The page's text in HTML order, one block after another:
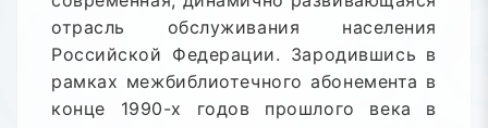
отрасль обслуживания населения
Российской Федерации. Зародившись в
рамках межбиблиотечного абонемента в
конце 1990-х годов прошлого века в